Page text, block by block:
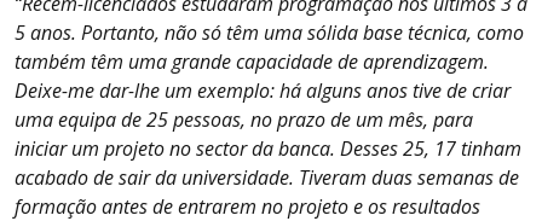
5 anos. Portanto, não só têm uma sólida base técnica, como
também têm uma grande capacidade de aprendizagem.
Deixe-me dar-lhe um exemplo: há alguns anos tive de criar
uma equipa de 25 pessoas, no prazo de um mês, para
iniciar um projeto no sector da banca. Desses 25, 17 tinham
acabado de sair da universidade. Tiveram duas semanas de
formação antes de entrarem no projeto e os resultados